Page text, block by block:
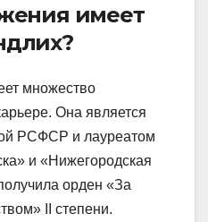
имеет
множество
Она является
РСФСР и лауреатом
и «Нижегородская
орден «За
II степени.